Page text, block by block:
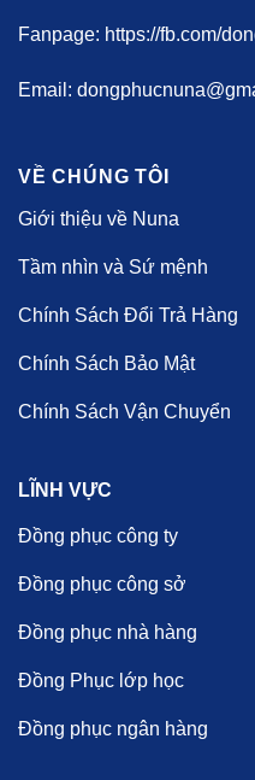
Fanpage: https://fb.com/
Email:
VỀ CHÚNG TÔI
Giới thiệu về Nuna
Tầm nhìn và Sứ mệnh
Chính Sách Đổi Trả Hàng
Chính Sách Bảo Mật
Chính Sách Vận Chuyển
LĨNH VỰC
Đồng phục công ty
Đồng phục công sở
Đồng phục nhà hàng
Đồng Phục lớp học
Đồng phục ngân hàng